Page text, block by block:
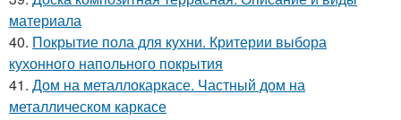
материала
40. Покрытие пола для кухни. Критерии выбора
кухонного напольного покрытия
41. Дом на металлокаркасе. Частный дом на
металлическом каркасе